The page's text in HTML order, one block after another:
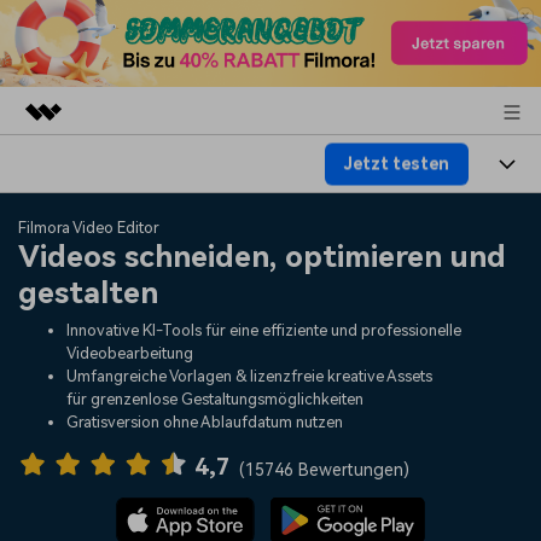
Dienstprogramme
Business
Überblick
Lösungen
Über uns
Presseraum
Support
Jetzt testen
Produkte
Plattformen
Funktionen
Assets
KI
Video/Foto
Audio
Lösungen
Soziale Medien
Marketing & Business
Lifestyle & Spaß
Ressourcen
Video-Prompts
Über 100 heiße Video-
Meisterkurs
Beherrschen Sie
Hilfe-Center
Erste Schritte
Filmora Video Editor
Videos schneiden, optimieren und
gestalten
Innovative KI-Tools für eine effiziente und professionelle
Videobearbeitung
Umfangreiche Vorlagen & lizenzfreie kreative Assets
für grenzenlose Gestaltungsmöglichkeiten
Gratisversion ohne Ablaufdatum nutzen
4,7 (15746 Bewertungen)